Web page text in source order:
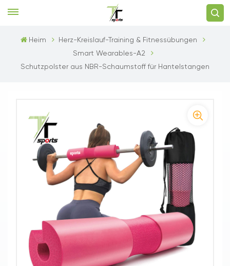
Heim
Herz-Kreislauf-Training & Fitnessübungen
Smart Wearables-A2
Schutzpolster aus NBR-Schaumstoff für Hantelstangen